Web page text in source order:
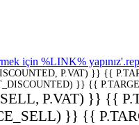
için %LINK%
P.VAT) }} {{
}} {{
P.VAT) }} {{
}} {{